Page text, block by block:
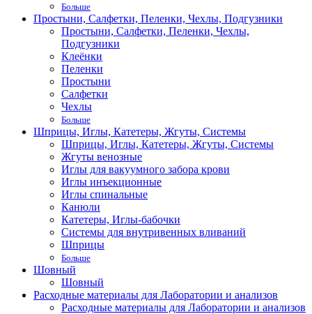
Больше
Простыни, Салфетки, Пеленки, Чехлы, Подгузники
Простыни, Салфетки, Пеленки, Чехлы,
Подгузники
Клеёнки
Пеленки
Простыни
Салфетки
Чехлы
Больше
Шприцы, Иглы, Катетеры, Жгуты, Системы
Шприцы, Иглы, Катетеры, Жгуты, Системы
Жгуты венозные
Иглы для вакуумного забора крови
Иглы инъекционные
Иглы спинальные
Канюли
Катетеры, Иглы-бабочки
Системы для внутривенных вливаний
Шприцы
Больше
Шовный
Шовный
Расходные материалы для Лаборатории и анализов
Расходные материалы для Лаборатории и анализов